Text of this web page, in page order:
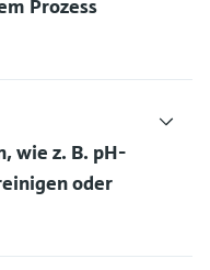
Prozess
wie z. B. pH-
oder